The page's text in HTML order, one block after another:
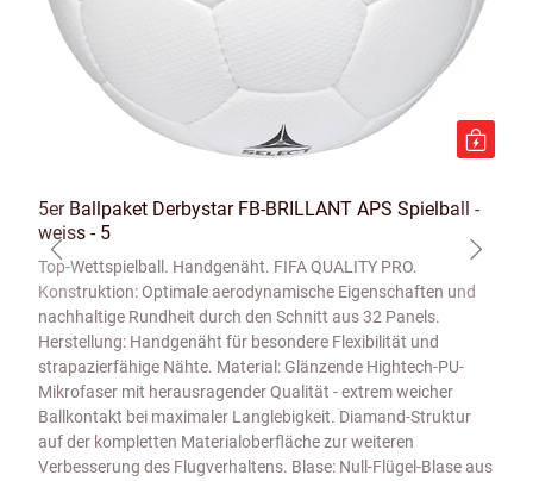
5er Ballpaket Derbystar FB-BRILLANT APS Spielball -
weiss - 5
Top-Wettspielball. Handgenäht. FIFA QUALITY PRO.
Konstruktion: Optimale aerodynamische Eigenschaften und
nachhaltige Rundheit durch den Schnitt aus 32 Panels.
Herstellung: Handgenäht für besondere Flexibilität und
strapazierfähige Nähte. Material: Glänzende Hightech-PU-
Mikrofaser mit herausragender Qualität - extrem weicher
Ballkontakt bei maximaler Langlebigkeit. Diamand-Struktur
auf der kompletten Materialoberfläche zur weiteren
Verbesserung des Flugverhaltens. Blase: Null-Flügel-Blase aus